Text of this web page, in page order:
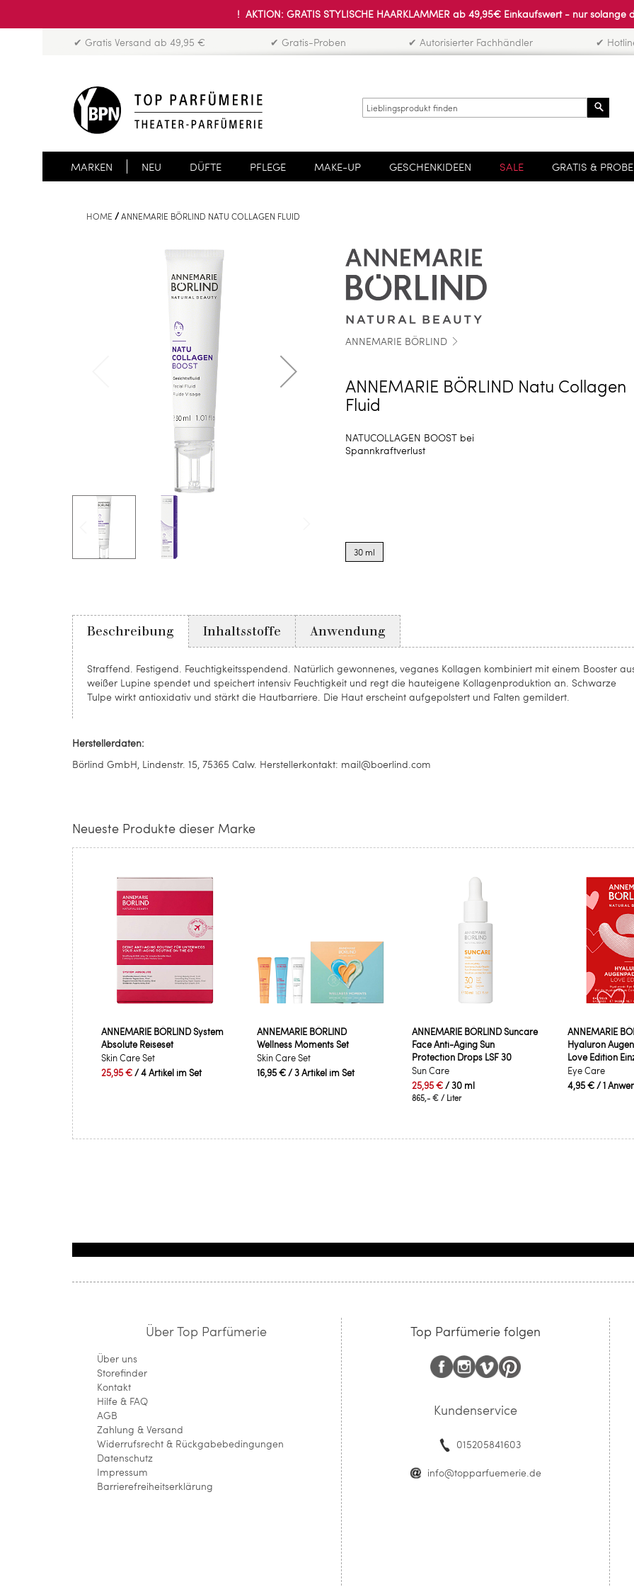
! AKTION: GRATIS STYLISCHE HAARKLAMMER ab 49,95€ Einkaufswert - nur solange
✔ Gratis Versand ab 49,95 € ✔ Gratis-Proben ✔ Autorisierter Fachhändler ✔
MARKEN NEU DÜFTE PFLEGE MAKE-UP GESCHENKIDEEN SALE GRATIS &
HOME ANNEMARIE BÖRLIND NATU COLLAGEN FLUID
ANNEMARIE BÖRLIND
ANNEMARIE BÖRLIND Natu Collagen
Fluid
NATUCOLLAGEN BOOST bei
Spannkraftverlust
options
for30 ml
Beschreibung
Straffend. Festigend. Feuchtigkeitsspendend. Natürlich gewonnenes, veganes Kollagen kombiniert mit einem Booster
weißer Lupine spendet und speichert intensiv Feuchtigkeit und regt die hauteigene Kollagenproduktion an. Schwarze
Tulpe wirkt antioxidativ und stärkt die Hautbarriere. Die Haut erscheint aufgepolstert und Falten gemildert.
Inhaltsstoffe Anwendung
Herstellerdaten:
Börlind GmbH, Lindenstr. 15, 75365 Calw. Herstellerkontakt: mail@boerlind.com
Neueste Produkte dieser Marke
ANNEMARIE BÖRLIND System
Absolute Reiseset
Skin Care Set
25,95 €/ 4 Artikel im Set
ANNEMARIE BÖRLIND
Wellness Moments Set
Skin Care Set
16,95 €/ 3 Artikel im Set
ANNEMARIE BÖRLIND Suncare
Face Anti-Aging Sun
Protection Drops LSF 30
Sun Care
25,95 €/ 30 ml
865,- € / Liter
ANNEMARIE
Hyaluron
Love Edition
Eye Care
4,95 €/ 1
Über Top Parfümerie
Über uns
Storefinder
Kontakt
Hilfe & FAQ
AGB
Zahlung & Versand
Widerrufsrecht & Rückgabebedingungen
Datenschutz
Impressum
Barrierefreiheitserklärung
Top Parfümerie folgen
Kundenservice
015205841603
info@topparfuemerie.de